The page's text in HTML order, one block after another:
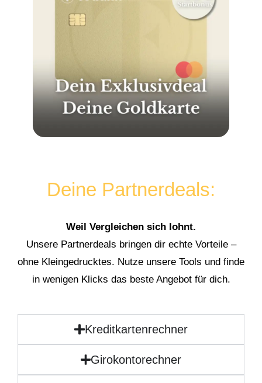
Deine Partnerdeals:
Weil Vergleichen sich lohnt.
Unsere Partnerdeals bringen dir echte Vorteile –
ohne Kleingedrucktes. Nutze unsere Tools und finde
in wenigen Klicks das beste Angebot für dich.
Kreditkartenrechner
Girokontorechner